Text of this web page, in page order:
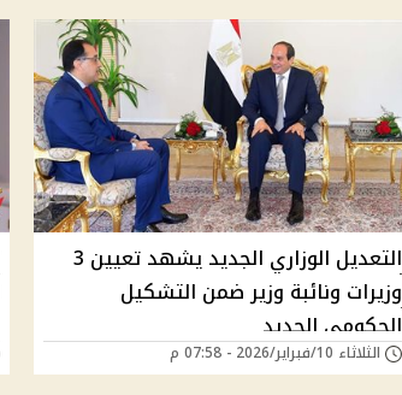
التعديل الوزاري الجديد يشهد تعيين 3
وزيرات ونائبة وزير ضمن التشكيل
الحكومي الجديد
الثلاثاء 10/فبراير/2026 - 07:58 م